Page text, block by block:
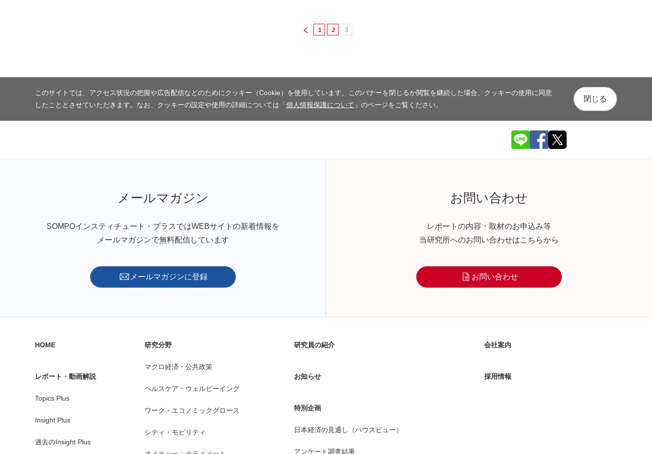
1 2 3
このサイトでは、アクセス状況の把握や広告配信などのためにクッキー（Cookie）を使用しています。このバナーを閉じるか閲覧を継続した場合、クッキーの使用に同意
したこととさせていただきます。なお、クッキーの設定や使用の詳細については「個人情報保護について 」のページをご覧ください。
閉じる
メールマガジン
SOMPOインスティチュート・プラスではWEBサイトの新着情報を
メールマガジンで無料配信しています
メールマガジンに登録
お問い合わせ
レポートの内容・取材のお申込み等
当研究所へのお問い合わせはこちらから
お問い合わせ
HOME
レポート・動画解説
Topics Plus
Insight Plus
過去のInsight Plus
研究分野
マクロ経済・公共政策
ヘルスケア・ウェルビーイング
ワーク・エコノミックグロース
シティ・モビリティ
研究員の紹介
お知らせ
特別企画
日本経済の見通し（ハウスビュー）
アンケート調査結果
会社案内
採用情報